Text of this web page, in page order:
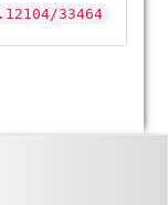
33464